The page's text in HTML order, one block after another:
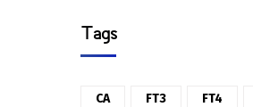
Tags
CA FT3 FT4